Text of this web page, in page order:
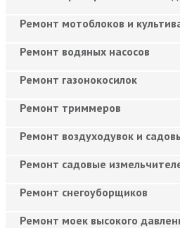
Ремонт мотоблоков и
Ремонт водяных насосов
Ремонт газонокосилок
Ремонт триммеров
Ремонт воздуходувок и
Ремонт садовые
Ремонт снегоуборщиков
Ремонт моек высокого